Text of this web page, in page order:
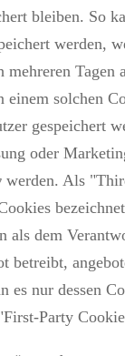
bleiben. So
werden,
mehreren Tagen
einem solchen
gespeichert
oder
werden. Als
als dem
betreibt,
es nur dessen
Party